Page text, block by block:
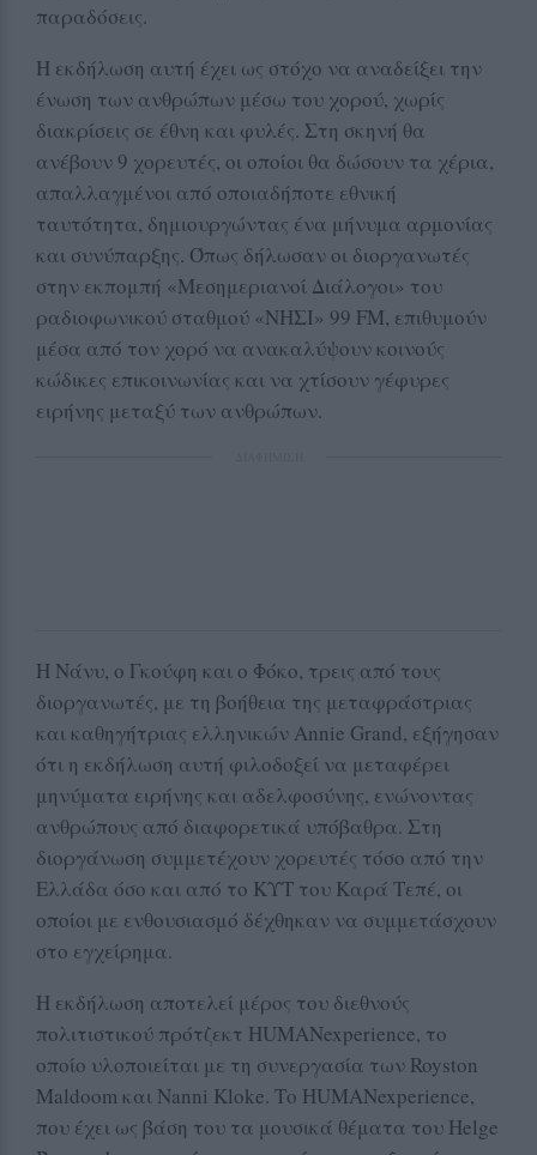
παραδόσεις.
Η εκδήλωση αυτή έχει ως στόχο να αναδείξει την
ένωση των ανθρώπων μέσω του χορού, χωρίς
διακρίσεις σε έθνη και φυλές. Στη σκηνή θα
ανέβουν 9 χορευτές, οι οποίοι θα δώσουν τα χέρια,
απαλλαγμένοι από οποιαδήποτε εθνική
ταυτότητα, δημιουργώντας ένα μήνυμα αρμονίας
και συνύπαρξης. Όπως δήλωσαν οι διοργανωτές
στην εκπομπή «Μεσημεριανοί Διάλογοι» του
ραδιοφωνικού σταθμού «ΝΗΣΙ» 99 FM, επιθυμούν
μέσα από τον χορό να ανακαλύψουν κοινούς
κώδικες επικοινωνίας και να χτίσουν γέφυρες
ειρήνης μεταξύ των ανθρώπων.
Η Νάνυ, ο Γκούφη και ο Φόκο, τρεις από τους
διοργανωτές, με τη βοήθεια της μεταφράστριας
και καθηγήτριας ελληνικών Annie Grand, εξήγησαν
ότι η εκδήλωση αυτή φιλοδοξεί να μεταφέρει
μηνύματα ειρήνης και αδελφοσύνης, ενώνοντας
ανθρώπους από διαφορετικά υπόβαθρα. Στη
διοργάνωση συμμετέχουν χορευτές τόσο από την
Ελλάδα όσο και από το ΚΥΤ του Καρά Τεπέ, οι
οποίοι με ενθουσιασμό δέχθηκαν να συμμετάσχουν
στο εγχείρημα.
Η εκδήλωση αποτελεί μέρος του διεθνούς
πολιτιστικού πρότζεκτ HUMANexperience, το
οποίο υλοποιείται με τη συνεργασία των Royston
Maldoom και Nanni Kloke. Το HUMANexperience,
που έχει ως βάση του τα μουσικά θέματα του Helge